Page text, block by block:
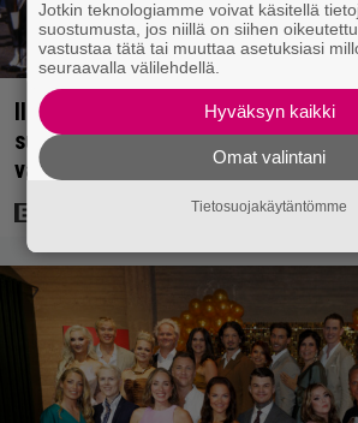
Illalla tv:ssä: Jörn Donner selitti
suosio johtuu – tuolloinen
vain 9000 markkaa
Jotkin teknologiamme voivat käsitellä
suostumusta, jos niillä on siihen
vastustaa tätä tai muuttaa asetuksiasi
seuraavalla välilehdellä.
Hyväksyn kaikki
Omat valintani
Tietosuojakäytäntömme